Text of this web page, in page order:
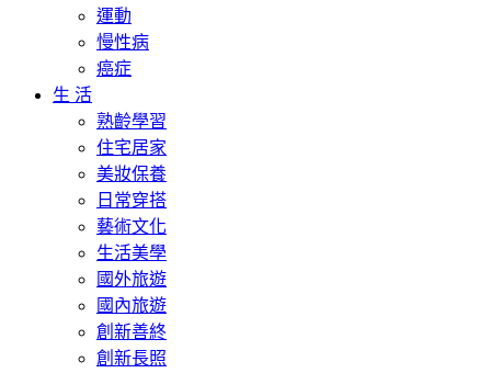
運動
慢性病
癌症
生 活
熟齡學習
住宅居家
美妝保養
日常穿搭
藝術文化
生活美學
國外旅遊
國內旅遊
創新善終
創新長照